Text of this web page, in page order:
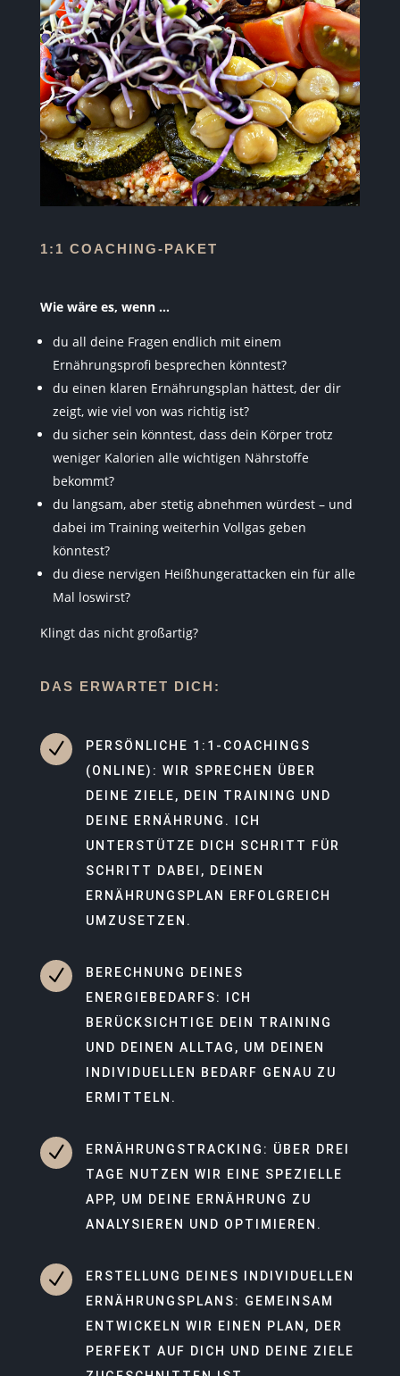
1:1 COACHING-PAKET
Wie wäre es, wenn …
du all deine Fragen endlich mit einem
Ernährungsprofi besprechen könntest?
du einen klaren Ernährungsplan hättest, der dir
zeigt, wie viel von was richtig ist?
du sicher sein könntest, dass dein Körper trotz
weniger Kalorien alle wichtigen Nährstoffe
bekommt?
du langsam, aber stetig abnehmen würdest – und
dabei im Training weiterhin Vollgas geben
könntest?
du diese nervigen Heißhungerattacken ein für alle
Mal loswirst?
Klingt das nicht großartig?
DAS ERWARTET DICH:
N
PERSÖNLICHE 1:1-COACHINGS
(ONLINE): WIR SPRECHEN ÜBER
DEINE ZIELE, DEIN TRAINING UND
DEINE ERNÄHRUNG. ICH
UNTERSTÜTZE DICH SCHRITT FÜR
SCHRITT DABEI, DEINEN
ERNÄHRUNGSPLAN ERFOLGREICH
UMZUSETZEN.
N
BERECHNUNG DEINES
ENERGIEBEDARFS: ICH
BERÜCKSICHTIGE DEIN TRAINING
UND DEINEN ALLTAG, UM DEINEN
INDIVIDUELLEN BEDARF GENAU ZU
ERMITTELN.
N
ERNÄHRUNGSTRACKING: ÜBER DREI
TAGE NUTZEN WIR EINE SPEZIELLE
APP, UM DEINE ERNÄHRUNG ZU
ANALYSIEREN UND OPTIMIEREN.
N
ERSTELLUNG DEINES INDIVIDUELLEN
ERNÄHRUNGSPLANS: GEMEINSAM
ENTWICKELN WIR EINEN PLAN, DER
PERFEKT AUF DICH UND DEINE ZIELE